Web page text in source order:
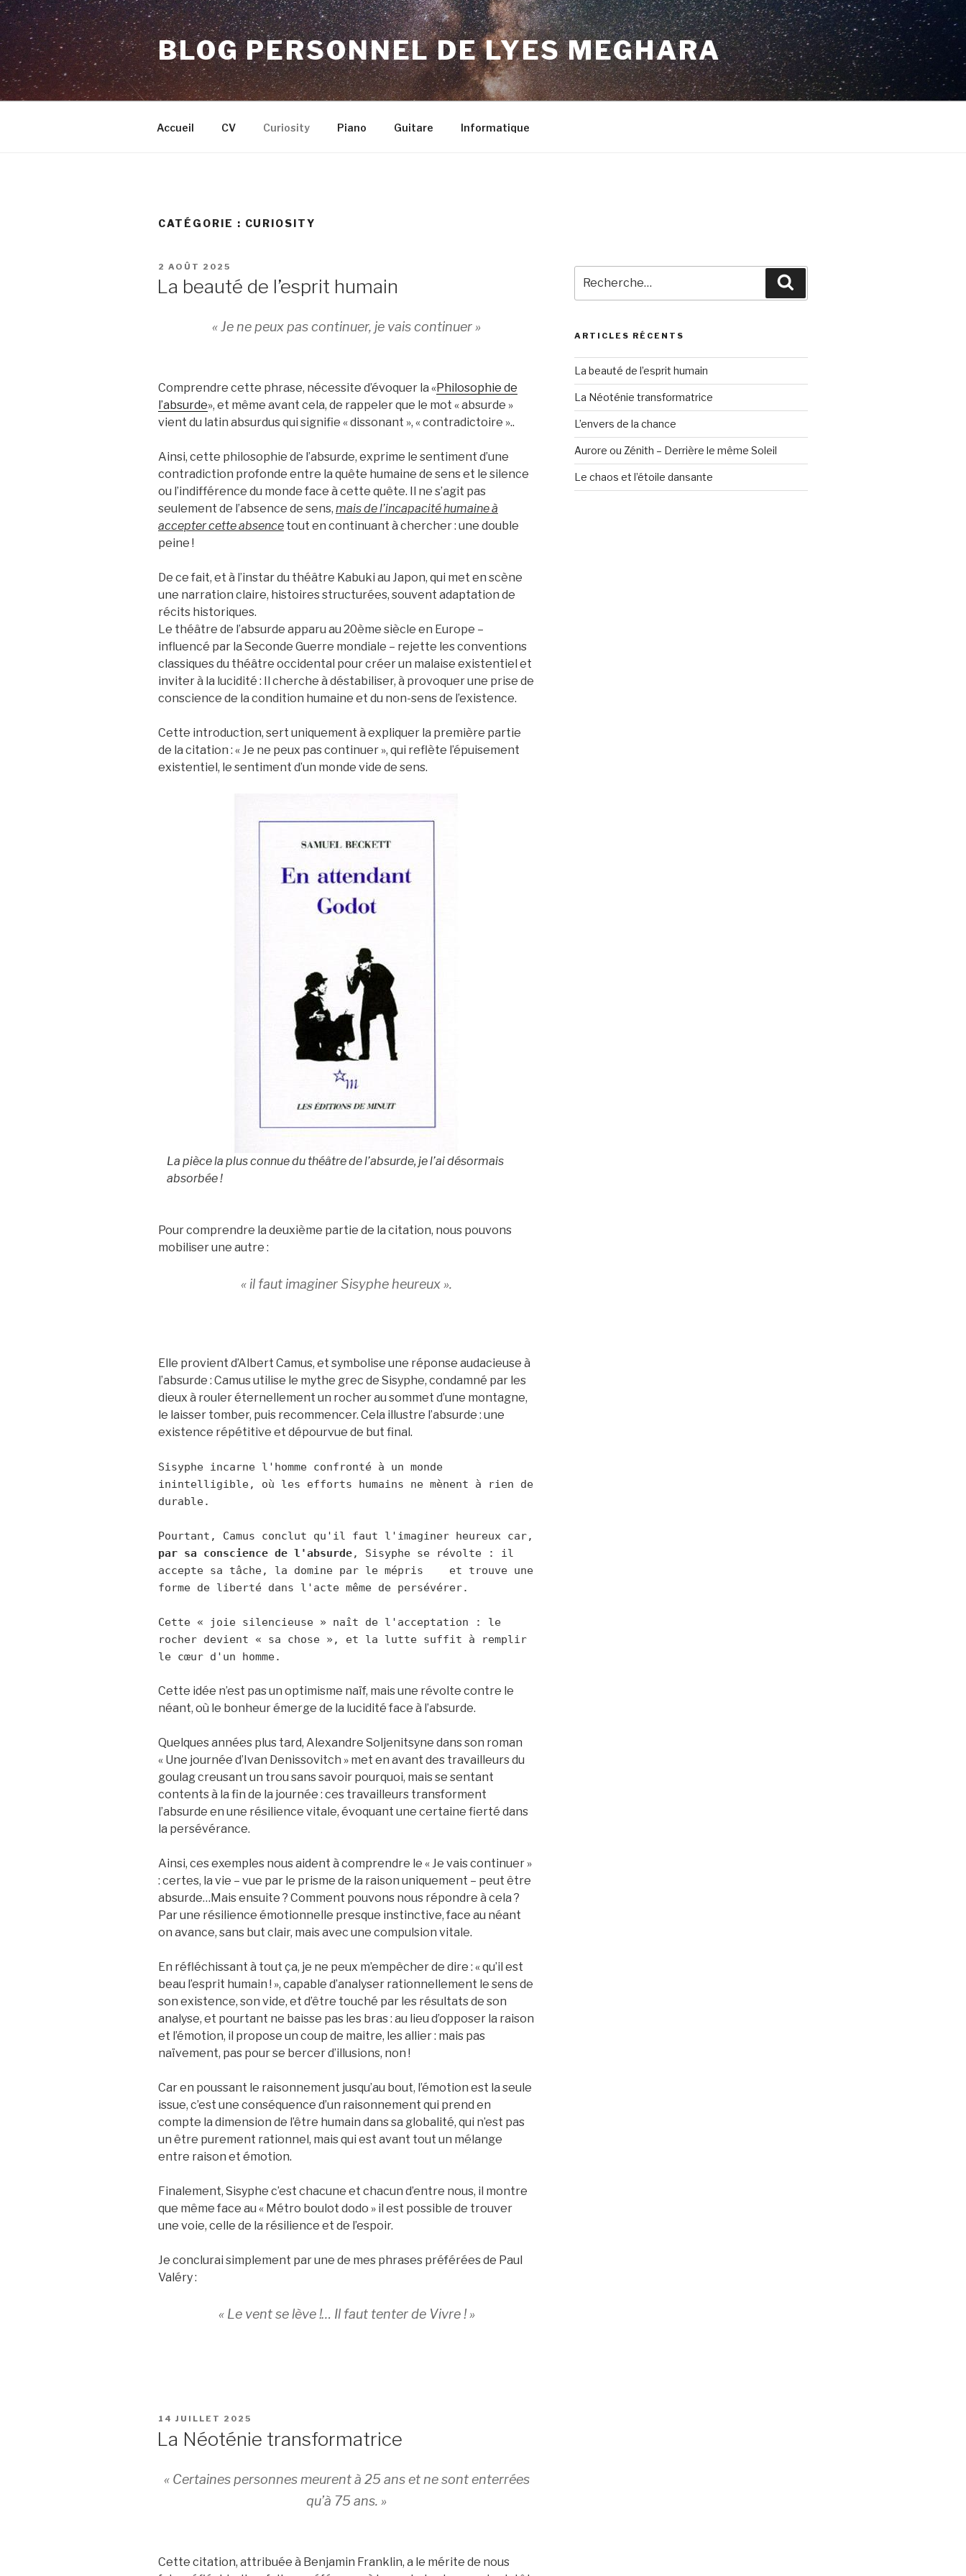
Aller
au
contenu
principal
BLOG PERSONNEL DE LYES MEGHARA
Accueil CV Curiosity Piano Guitare Informatique
CATÉGORIE : CURIOSITY
PUBLIÉ
2 AOÛT 2025
La beauté de l’esprit humain
« Je ne peux pas continuer, je vais continuer »
Comprendre cette phrase, nécessite d’évoquer la «Philosophie de
l’absurde», et même avant cela, de rappeler que le mot « absurde »
vient du latin absurdus qui signifie « dissonant », « contradictoire »..
Ainsi, cette philosophie de l’absurde, exprime le sentiment d’une
contradiction profonde entre la quête humaine de sens et le silence
ou l’indifférence du monde face à cette quête. Il ne s’agit pas
seulement de l’absence de sens, mais de l’incapacité humaine à
accepter cette absence tout en continuant à chercher : une double
peine !
De ce fait, et à l’instar du théâtre Kabuki au Japon, qui met en scène
une narration claire, histoires structurées, souvent adaptation de
récits historiques.
Le théâtre de l’absurde apparu au 20ème siècle en Europe –
influencé par la Seconde Guerre mondiale – rejette les conventions
classiques du théâtre occidental pour créer un malaise existentiel et
inviter à la lucidité : Il cherche à déstabiliser, à provoquer une prise de
conscience de la condition humaine et du non-sens de l’existence.
Cette introduction, sert uniquement à expliquer la première partie
de la citation : « Je ne peux pas continuer », qui reflète l’épuisement
existentiel, le sentiment d’un monde vide de sens.
La pièce la plus connue du théâtre de l’absurde, je l’ai désormais
absorbée !
Pour comprendre la deuxième partie de la citation, nous pouvons
mobiliser une autre :
« il faut imaginer Sisyphe heureux ».
Elle provient d’Albert Camus, et symbolise une réponse audacieuse à
l’absurde : Camus utilise le mythe grec de Sisyphe, condamné par les
dieux à rouler éternellement un rocher au sommet d’une montagne,
le laisser tomber, puis recommencer. Cela illustre l’absurde : une
existence répétitive et dépourvue de but final.
Sisyphe incarne l'homme confronté à un monde
inintelligible, où les efforts humains ne mènent à rien de
durable.
par sa conscience de l'absurde, Sisyphe se révolte : il
accepte sa tâche, la domine par le mépris    et trouve une
forme de liberté dans l'acte même de persévérer.
Cette « joie silencieuse » naît de l'acceptation : le
rocher devient « sa chose », et la lutte suffit à remplir
le cœur d'un homme.
Cette idée n’est pas un optimisme naïf, mais une révolte contre le
néant, où le bonheur émerge de la lucidité face à l’absurde.
Quelques années plus tard, Alexandre Soljenitsyne dans son roman
« Une journée d’Ivan Denissovitch » met en avant des travailleurs du
goulag creusant un trou sans savoir pourquoi, mais se sentant
contents à la fin de la journée : ces travailleurs transforment
l’absurde en une résilience vitale, évoquant une certaine fierté dans
la persévérance.
Ainsi, ces exemples nous aident à comprendre le « Je vais continuer »
: certes, la vie – vue par le prisme de la raison uniquement – peut être
absurde…Mais ensuite ? Comment pouvons nous répondre à cela ?
Par une résilience émotionnelle presque instinctive, face au néant
on avance, sans but clair, mais avec une compulsion vitale.
En réfléchissant à tout ça, je ne peux m’empêcher de dire : « qu’il est
beau l’esprit humain ! », capable d’analyser rationnellement le sens de
son existence, son vide, et d’être touché par les résultats de son
analyse, et pourtant ne baisse pas les bras : au lieu d’opposer la raison
et l’émotion, il propose un coup de maitre, les allier : mais pas
naïvement, pas pour se bercer d’illusions, non !
Car en poussant le raisonnement jusqu’au bout, l’émotion est la seule
issue, c’est une conséquence d’un raisonnement qui prend en
compte la dimension de l’être humain dans sa globalité, qui n’est pas
un être purement rationnel, mais qui est avant tout un mélange
entre raison et émotion.
Finalement, Sisyphe c’est chacune et chacun d’entre nous, il montre
que même face au « Métro boulot dodo » il est possible de trouver
une voie, celle de la résilience et de l’espoir.
Je conclurai simplement par une de mes phrases préférées de Paul
Valéry :
« Le vent se lève !… Il faut tenter de Vivre ! »
PUBLIÉ
14 JUILLET 2025
La Néoténie transformatrice
« Certaines personnes meurent à 25 ans et ne sont enterrées
qu’à 75 ans. »
Cette citation, attribuée à Benjamin Franklin, a le mérite de nous
pour
:
ARTICLES RÉCENTS
La beauté de l’esprit humain
La Néoténie transformatrice
L’envers de la chance
Aurore ou Zénith – Derrière le même Soleil
Le chaos et l’étoile dansante